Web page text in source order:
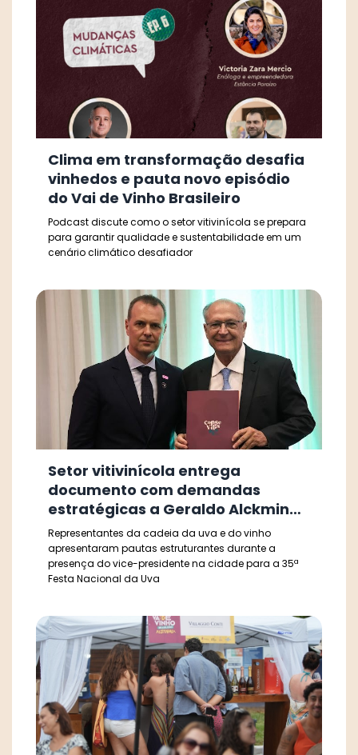
Clima em transformação desafia
vinhedos e pauta novo episódio
do Vai de Vinho Brasileiro
Podcast discute como o setor vitivinícola se prepara
para garantir qualidade e sustentabilidade em um
cenário climático desafiador
Setor vitivinícola entrega
documento com demandas
estratégicas a Geraldo Alckmin
em Caxias do Sul
Representantes da cadeia da uva e do vinho
apresentaram pautas estruturantes durante a
presença do vice-presidente na cidade para a 35ª
Festa Nacional da Uva